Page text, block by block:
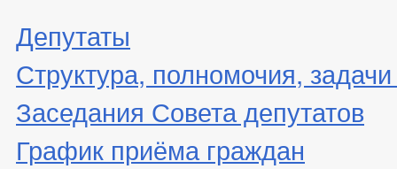
Депутаты
Структура, полномочия,
Заседания Совета депутатов
График приёма граждан